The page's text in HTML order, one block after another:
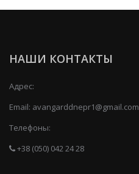
НАШИ КОНТАКТЫ
Адрес:
Email: avangarddnepr1@gmail.com
Телефоны:
+38 (050) 042 24 28